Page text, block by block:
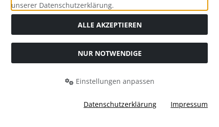
Alle Preise inkl. gesetzl. MwSt. zzgl.Versandkosten. Die
bei Knautschmops.de.
unserer Datenschutzerklärung.
ALLE AKZEPTIEREN
NUR NOTWENDIGE
Einstellungen anpassen
Datenschutzerklärung Impressum